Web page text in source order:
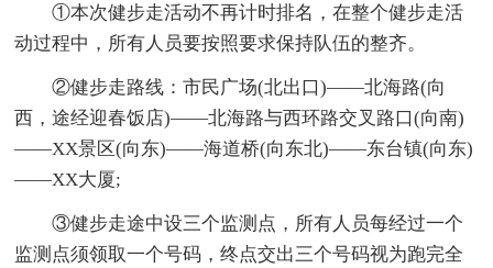
①本次健步走活动不再计时排名，在整个健步走活
动过程中，所有人员要按照要求保持队伍的整齐。
②健步走路线：市民广场(北出口)——北海路(向
西，途经迎春饭店)——北海路与西环路交叉路口(向南)
——XX景区(向东)——海道桥(向东北)——东台镇(向东)
——XX大厦;
③健步走途中设三个监测点，所有人员每经过一个
监测点须领取一个号码，终点交出三个号码视为跑完全